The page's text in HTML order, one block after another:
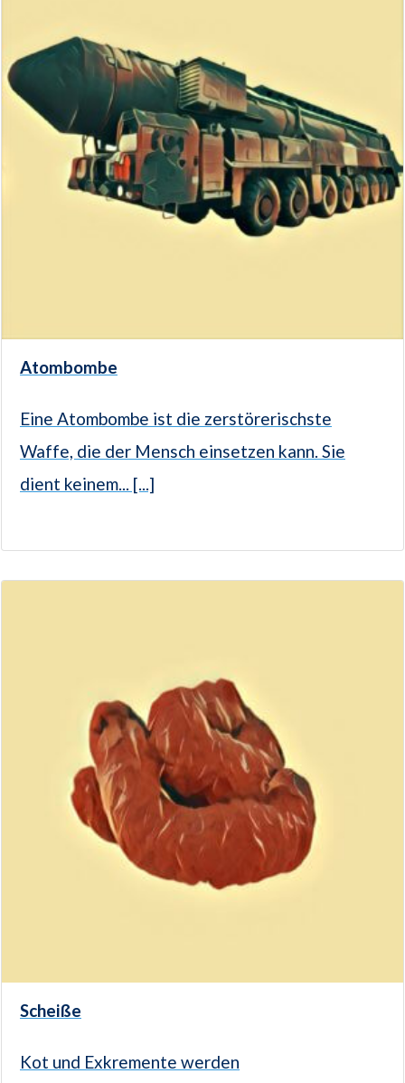
Atombombe
Eine Atombombe ist die zerstörerischste
Waffe, die der Mensch einsetzen kann. Sie
dient keinem... [...]
Scheiße
Kot und Exkremente werden